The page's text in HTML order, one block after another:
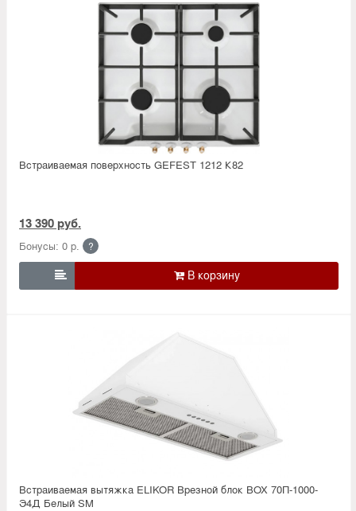
Встраиваемая поверхность GEFEST 1212 К82
13 390 руб.
Бонусы: 0 р. ?

Встраиваемая вытяжка ELIKOR Врезной блок BOX 70П-1000-
Э4Д Белый SM